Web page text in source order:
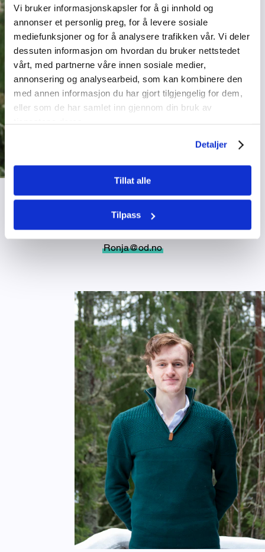
Vi bruker informasjonskapsler for å gi innhold og
annonser et personlig preg, for å levere sosiale
mediefunksjoner og for å analysere trafikken vår. Vi deler
dessuten informasjon om hvordan du bruker nettstedet
vårt, med partnerne våre innen sosiale medier,
annonsering og analysearbeid, som kan kombinere den
med annen informasjon du har gjort tilgjengelig for dem,
eller som de har samlet inn gjennom din bruk av
Detaljer
Tillat alle
Tilpass
Ronja Kristoffersen Sjøvoll
Arrangementer
Innlandet, Sogn og Fjordane, og Møre og Romsdal
Ronja@od.no